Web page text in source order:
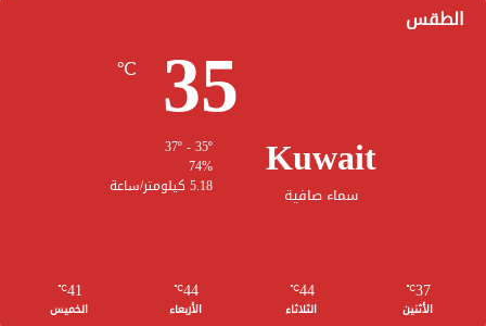
الطقس
Kuwait
سماء صافية
35
℃
74%
5.18 كيلومتر/ساعة
37
℃
الأثنين
44
℃
الثلاثاء
44
℃
الأربعاء
41
℃
الخميس